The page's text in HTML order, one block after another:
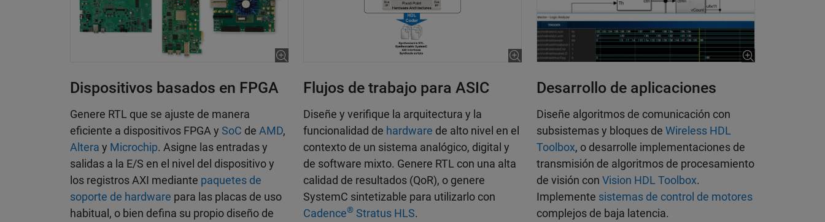
Dispositivos basados en FPGA
Genere RTL que se ajuste de manera
eficiente a dispositivos FPGA y SoC de AMD,
Altera y Microchip. Asigne las entradas y
salidas a la E/S en el nivel del dispositivo y
los registros AXI mediante paquetes de
soporte de hardware para las placas de uso
habitual, o bien defina su propio diseño de
Flujos de trabajo para ASIC
Diseñe y verifique la arquitectura y la
funcionalidad de hardware de alto nivel en el
contexto de un sistema analógico, digital y
de software mixto. Genere RTL con una alta
calidad de resultados (QoR), o genere
SystemC sintetizable para utilizarlo con
Cadence® Stratus HLS.
Desarrollo de aplicaciones
Diseñe algoritmos de comunicación con
subsistemas y bloques de Wireless HDL
Toolbox, o desarrolle implementaciones de
transmisión de algoritmos de procesamiento
de visión con Vision HDL Toolbox.
Implemente sistemas de control de motores
complejos de baja latencia.